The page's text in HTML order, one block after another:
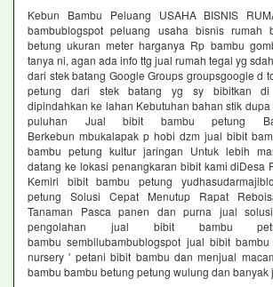
Kebun Bambu Peluang USAHA BISNIS
bambublogspot peluang usaha bisnis rumah
betung ukuran meter harganya Rp bambu
tanya ni, agan ada info ttg jual rumah tegal yg
dari stek batang Google Groups groupsgoogle d
petung dari stek batang yg sy bibitkan di
dipindahkan ke lahan Kebutuhan bahan stik
puluhan Jual bibit bambu petung
Berkebun mbukalapak p hobi dzm jual bibit
bambu petung kultur jaringan Untuk lebih
datang ke lokasi penangkaran bibit kami diDesa
Kemiri bibit bambu petung
petung Solusi Cepat Menutup Rapat
Tanaman Pasca panen dan purna jual
pengolahan jual bibit bambu
bambu sembilubambublogspot jual bibit
nursery ' petani bibit bambu dan menjual
bambu bambu betung petung wulung dan banyak